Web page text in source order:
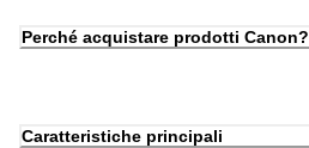
Perché acquistare prodotti Canon?
Caratteristiche principali